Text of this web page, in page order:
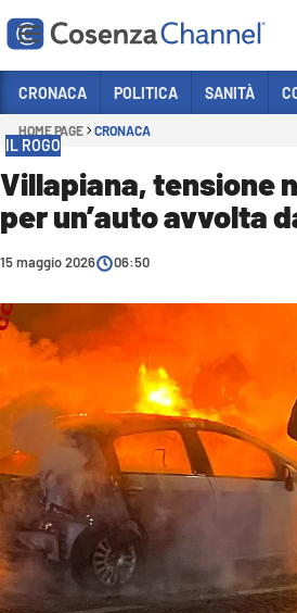
Sezioni
CRONACA
POLITICA
ITALIA MONDO
SANITÀ
SPORT
CULTURA
AMBIENTE
Streaming
LAC TV
CRONACA POLITICA SANITÀ
HOME PAGE CRONACA
IL ROGO
Villapiana, tensione
per un’auto avvolta
15 maggio 2026 06:50